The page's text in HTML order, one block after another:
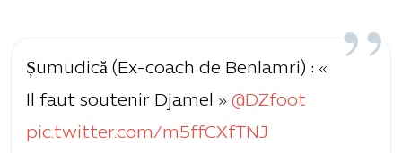
Șumudică (Ex-coach de Benlamri) : «
Il faut soutenir Djamel » @DZfoot
pic.twitter.com/m5ffCXfTNJ